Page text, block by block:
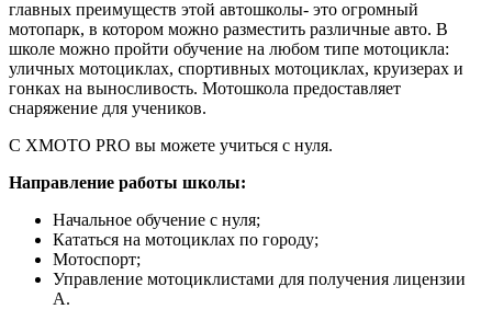
главных преимуществ этой автошколы- это огромный
мотопарк, в котором можно разместить различные авто. В
школе можно пройти обучение на любом типе мотоцикла:
уличных мотоциклах, спортивных мотоциклах, круизерах и
гонках на выносливость. Мотошкола предоставляет
снаряжение для учеников.
С XMOTO PRO вы можете учиться с нуля.
Направление работы школы:
Начальное обучение с нуля;
Кататься на мотоциклах по городу;
Мотоспорт;
Управление мотоциклистами для получения лицензии
А.